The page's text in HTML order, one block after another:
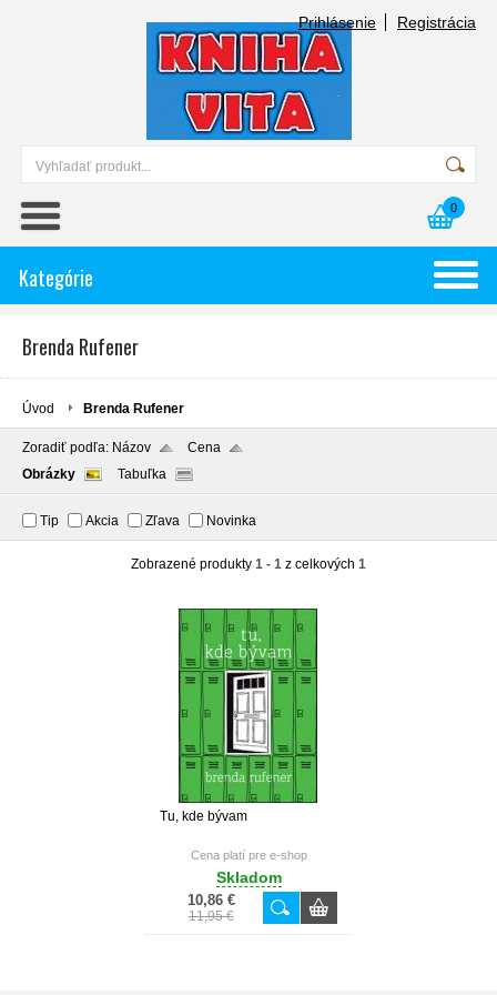
Prihlásenie Registrácia
0
Kategórie
Brenda Rufener
Úvod Brenda Rufener
Zoradiť podľa: Názov
Cena
Obrázky
Tabuľka
Tip Akcia Zľava Novinka
Zobrazené produkty 1 - 1 z celkových 1
Tu, kde bývam
Cena platí pre e-shop
Skladom
10,86 €
11,95 €